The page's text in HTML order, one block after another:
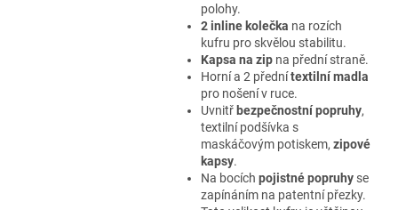
polohy.
2 inline kolečka na rozích
kufru pro skvělou stabilitu.
Kapsa na zipna přední straně.
Horní a 2 přednítextilní madla
pro nošení v ruce.
Uvnitř bezpečnostní popruhy,
textilní podšívka s
maskáčovým potiskem, zipové
kapsy.
Na bocích pojistné popruhyse
zapínáním na patentní přezky.